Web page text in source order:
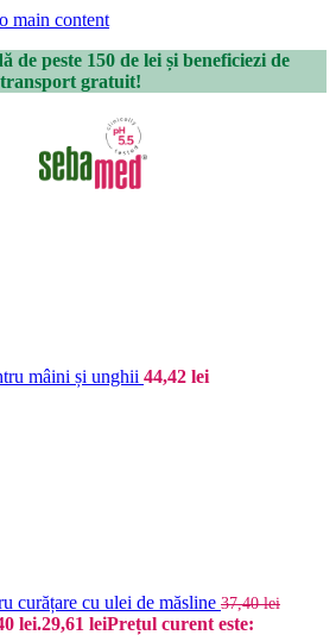
main content
de peste 150 de lei și beneficiezi de
transport gratuit!
mâini și unghii 44,42 lei
curățare cu ulei de măsline 37,40lei
lei.29,61 leiPrețul curent este: